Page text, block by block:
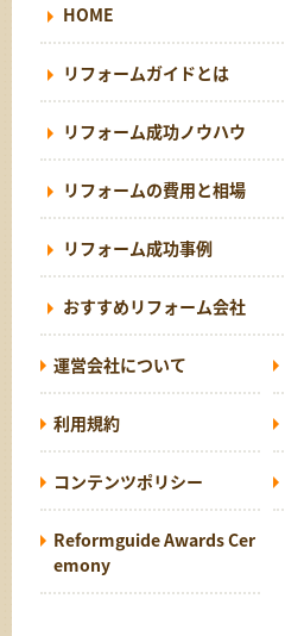
HOME
リフォームガイドとは
リフォーム成功ノウハウ
リフォームの費用と相場
リフォーム成功事例
おすすめリフォーム会社
運営会社について
利用規約
コンテンツポリシー
Reformguide Awards Cer
emony